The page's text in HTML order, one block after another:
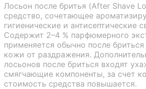
Лосьон после бритья (After Shave
средство, сочетающее
гигиенические и антисептические
Содержит 2–4 % парфюмерного
применяется обычно после
кожи от раздражения.
лосьонов после бриться входят
смягчающие компоненты, за счет
стоимость средства повышается.